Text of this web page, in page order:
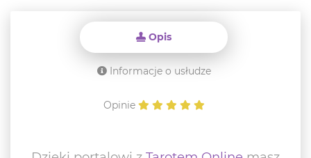
Opis
Informacje o usłudze
Opinie